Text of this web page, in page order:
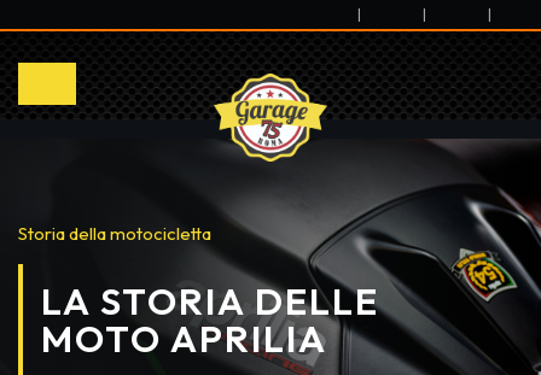
| | |
Storia della motocicletta
LA STORIA DELLE
MOTO APRILIA